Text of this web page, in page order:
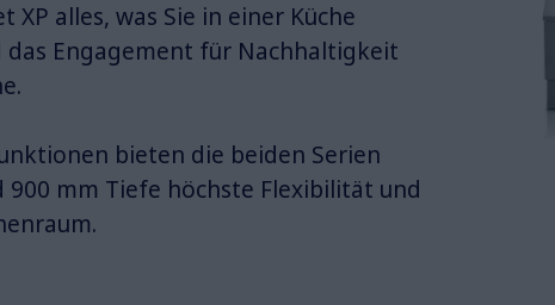
alles, was Sie in einer Küche
das Engagement für Nachhaltigkeit
bieten die beiden Serien
900 mm Tiefe höchste Flexibilität und